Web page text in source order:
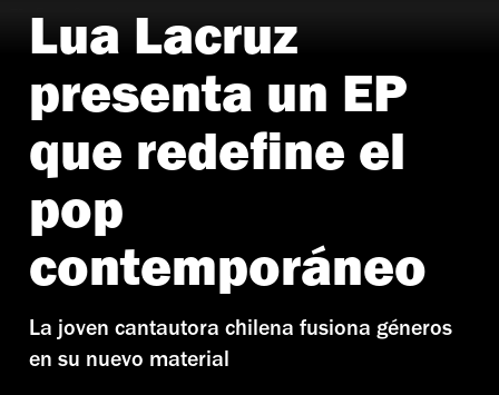
Foto: Cortesía
Lua Lacruz
presenta un EP
que redefine el
pop
contemporáneo
La joven cantautora chilena fusiona géneros
en su nuevo material